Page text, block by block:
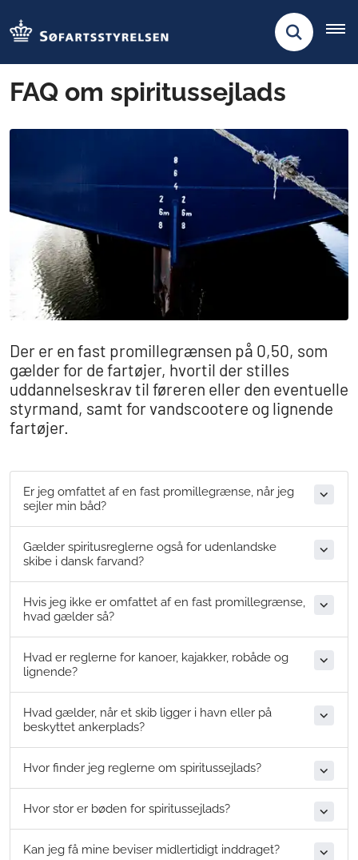
FAQ om spiritussejlads
Der er en fast promillegrænsen på 0,50, som
gælder for de fartøjer, hvortil der stilles
uddannelseskrav til føreren eller den eventuelle
styrmand, samt for vandscootere og lignende
fartøjer.
Er jeg omfattet af en fast promillegrænse, når jeg
sejler min båd?
Gælder spiritusreglerne også for udenlandske
skibe i dansk farvand?
Hvis jeg ikke er omfattet af en fast promillegrænse,
hvad gælder så?
Hvad er reglerne for kanoer, kajakker, robåde og
lignende?
Hvad gælder, når et skib ligger i havn eller på
beskyttet ankerplads?
Hvor finder jeg reglerne om spiritussejlads?
Hvor stor er bøden for spiritussejlads?
Kan jeg få mine beviser midlertidigt inddraget?